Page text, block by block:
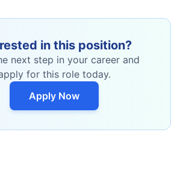
in this position?
next step in your career and
for this role today.
Apply Now